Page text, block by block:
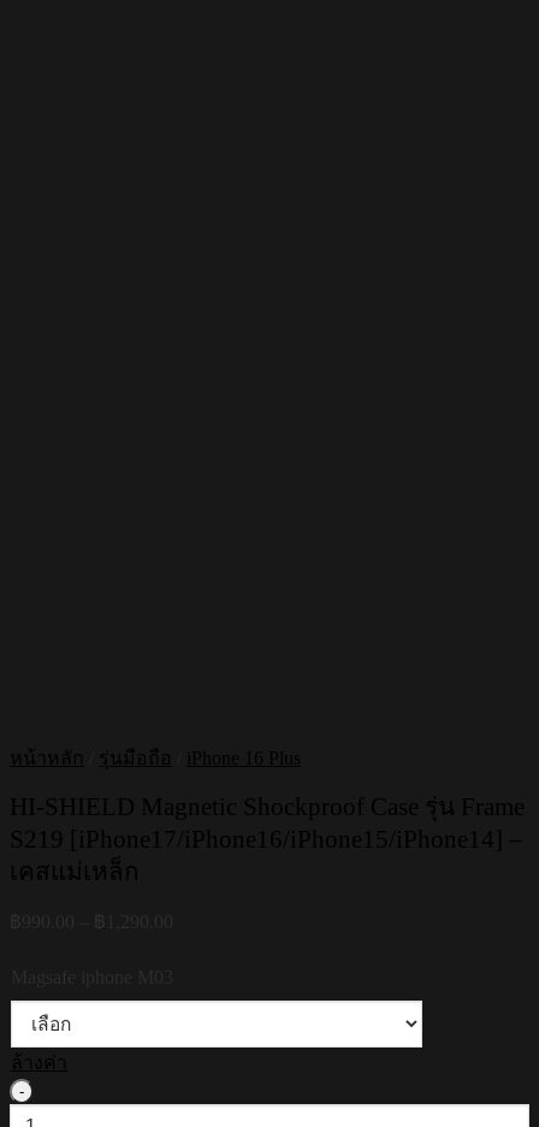
หน้าหลัก รุ่นมือถือ iPhone 16 Plus
HI-SHIELD Magnetic Shockproof Case รุ่น Frame
S219 [iPhone17/iPhone16/iPhone15/iPhone14] –
เคสแม่เหล็ก
ล้างค่า